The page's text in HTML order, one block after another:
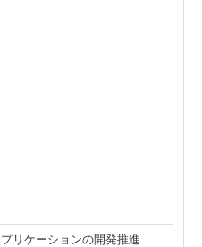
リケーションの開発推進